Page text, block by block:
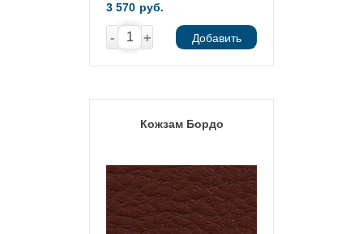
3 570 руб.
- + Добавить
Кожзам Бордо